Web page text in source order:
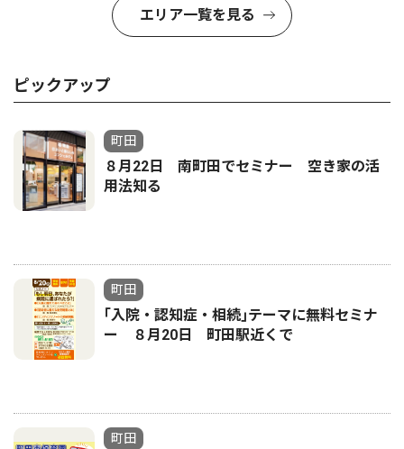
エリア一覧を見る
ピックアップ
町田
８月22日 南町田でセミナー 空き家の活
用法知る
町田
｢入院・認知症・相続｣テーマに無料セミナ
ー ８月20日 町田駅近くで
町田